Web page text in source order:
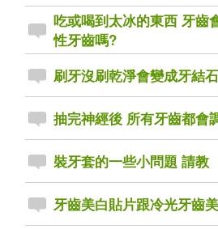
吃或喝到太冰的東西 牙齒
性牙齒嗎?
刷牙沒刷乾淨會變成牙結
抽完神經後 所有牙齒都會
裝牙套的一些小問題 請教
牙齒美白貼片跟冷光牙齒